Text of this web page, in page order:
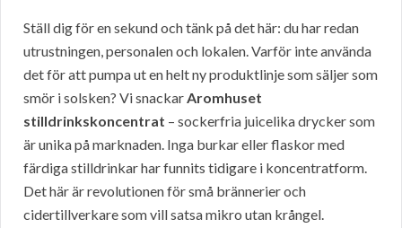
Ställ dig för en sekund och tänk på det här: du har redan
utrustningen, personalen och lokalen. Varför inte använda
det för att pumpa ut en helt ny produktlinje som säljer som
smör i solsken? Vi snackarAromhuset
stilldrinkskoncentrat – sockerfria juicelika drycker som
är unika på marknaden. Inga burkar eller flaskor med
färdiga stilldrinkar har funnits tidigare i koncentratform.
Det här är revolutionen för små brännerier och
cidertillverkare som vill satsa mikro utan krångel.